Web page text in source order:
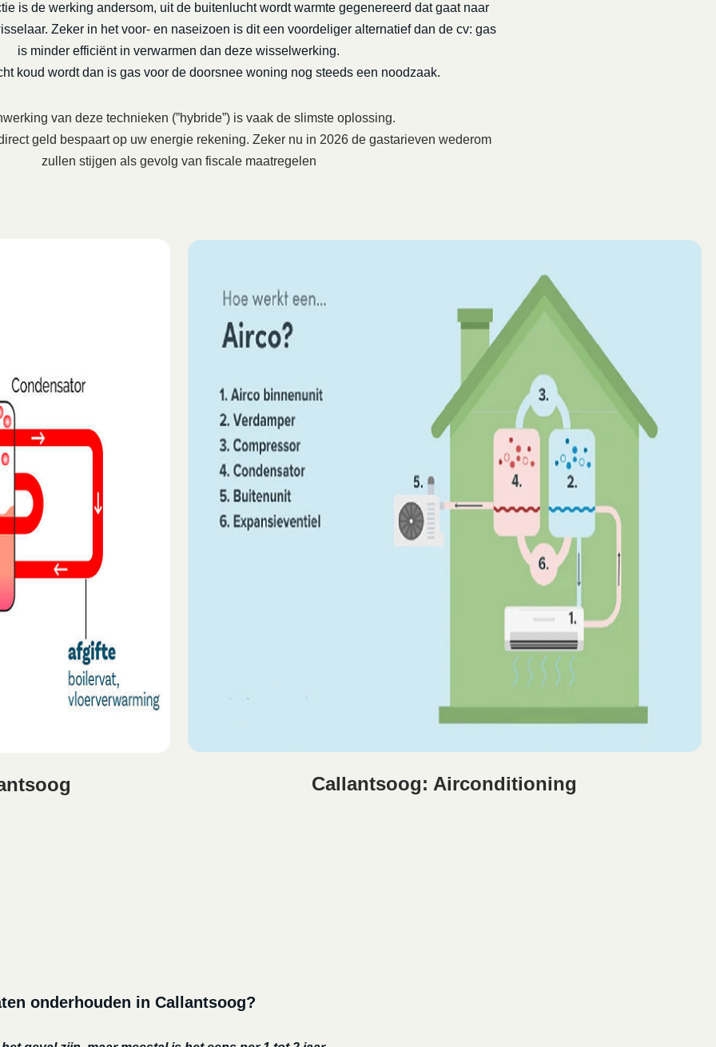
is de werking andersom, uit de buitenlucht wordt warmte gegenereerd dat gaat naar
Zeker in het voor- en naseizoen is dit een voordeliger alternatief dan de cv: gas
is minder efficiënt in verwarmen dan deze wisselwerking.
koud wordt dan is gas voor de doorsnee woning nog steeds een noodzaak.
van deze technieken (”hybride”) is vaak de slimste oplossing.
geld bespaart op uw energie rekening. Zeker nu in 2026 de gastarieven wederom
zullen stijgen als gevolg van fiscale maatregelen
Callantsoog: Airconditioning
onderhouden in Callantsoog?